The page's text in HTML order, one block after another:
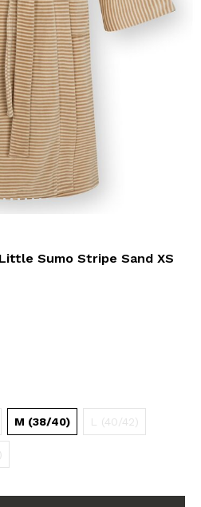
Sumo Stripe Sand XS
M (38/40) L (40/42)